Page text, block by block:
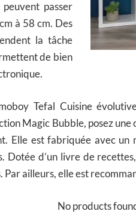
passer
à 58 cm. Des
la tâche
de bien
Tefal Cuisine
Magic Bubble, posez une
Elle est fabriquée avec un
Dotée d’un livre de
ailleurs, elle est
No products